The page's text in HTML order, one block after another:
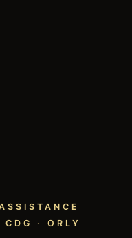
· ORLY